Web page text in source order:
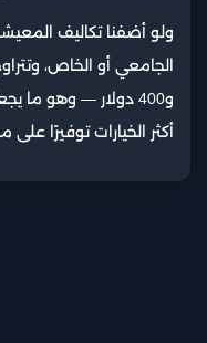
ولو أضفنا تكاليف
و400 دولار — وهو
أكثر الخيارات توفيرًا